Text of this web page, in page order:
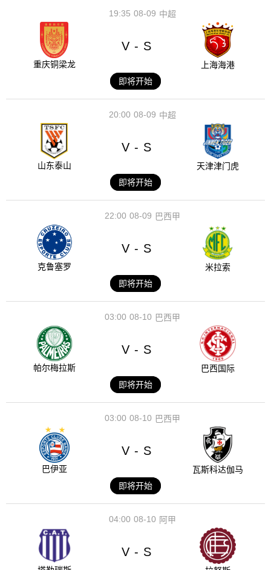
08-09
19:35 中超
重庆铜梁龙
V - S
上海海港
即将开始
08-09
20:00 中超
山东泰山
V - S
天津津门虎
即将开始
08-09
22:00 巴西甲
克鲁塞罗
V - S
米拉索
即将开始
08-10
03:00 巴西甲
帕尔梅拉斯
V - S
巴西国际
即将开始
08-10
03:00 巴西甲
巴伊亚
V - S
瓦斯科达伽马
即将开始
08-10
04:00 阿甲
V - S